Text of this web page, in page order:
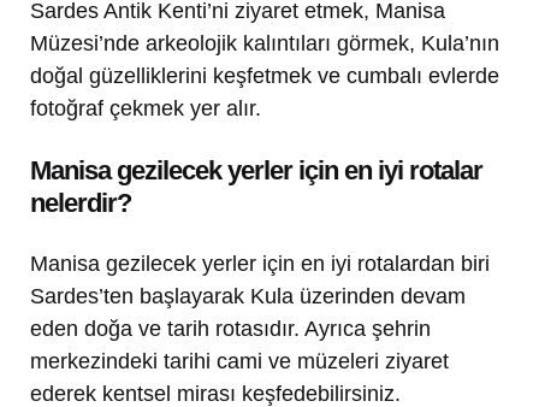
Sardes Antik Kenti’ni ziyaret etmek, Manisa
Müzesi’nde arkeolojik kalıntıları görmek, Kula’nın
doğal güzelliklerini keşfetmek ve cumbalı evlerde
fotoğraf çekmek yer alır.
Manisa gezilecek yerler için en iyi rotalar
nelerdir?
Manisa gezilecek yerler için en iyi rotalardan biri
Sardes’ten başlayarak Kula üzerinden devam
eden doğa ve tarih rotasıdır. Ayrıca şehrin
merkezindeki tarihi cami ve müzeleri ziyaret
ederek kentsel mirası keşfedebilirsiniz.